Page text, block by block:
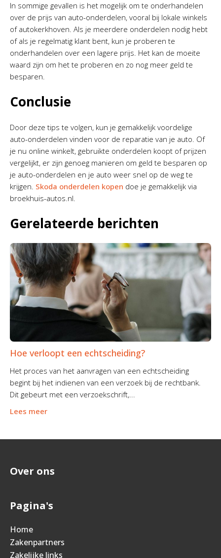
In sommige gevallen is het mogelijk om te onderhandelen
over de prijs van auto-onderdelen, vooral bij lokale winkels
of autokerkhoven. Als je meerdere onderdelen nodig hebt
of als je regelmatig klant bent, kun je proberen te
onderhandelen over een lagere prijs. Het kan de moeite
waard zijn om het te proberen en zo nog meer geld te
besparen.
Conclusie
Door deze tips te volgen, kun je gemakkelijk voordelige
auto-onderdelen vinden voor de reparatie van je auto. Of
je nu online winkelt, gebruikte onderdelen koopt of prijzen
vergelijkt, er zijn genoeg manieren om geld te besparen op
je auto-onderdelen en je auto weer snel op de weg te
krijgen. Skoda onderdelen kopen doe je gemakkelijk via
broekhuis-autos.nl.
Gerelateerde berichten
Hoe verloopt een echtscheiding?
Het proces van het aanvragen van een echtscheiding
begint bij het indienen van een verzoek bij de rechtbank.
Dit gebeurt met een verzoekschrift,...
Lees meer
Over ons
Pagina's
Home
Zakenpartners
Zakelijke links